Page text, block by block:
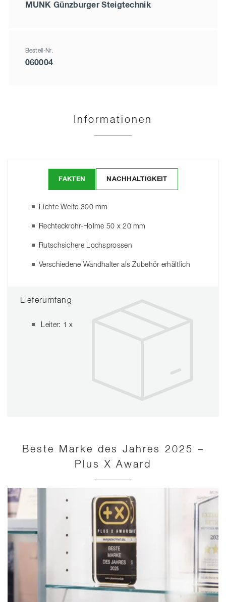
MUNK Günzburger Steigtechnik
Bestell-Nr.
060004
Informationen
FAKTEN NACHHALTIGKEIT
Lichte Weite 300 mm
Rechteckrohr-Holme 50 x 20 mm
Rutschsichere Lochsprossen
Verschiedene Wandhalter als Zubehör erhältlich
Lieferumfang
Leiter: 1 x
Beste Marke des Jahres 2025 –
Plus X Award